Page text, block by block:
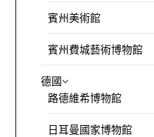
賓州美術館
賓州費城藝術博物館
德國
路德維希博物館
日耳曼國家博物館